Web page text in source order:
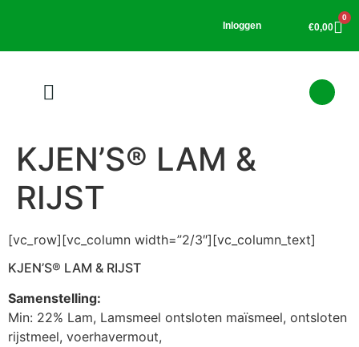
Inloggen €0,00
0
KJEN’S® LAM &
RIJST
[vc_row][vc_column width=”2/3″][vc_column_text]
KJEN’S® LAM & RIJST
Samenstelling:
Min: 22% Lam, Lamsmeel ontsloten maïsmeel, ontsloten
rijstmeel, voerhavermout,